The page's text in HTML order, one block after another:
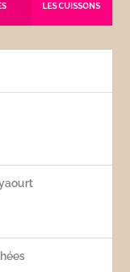
LES CUISSONS